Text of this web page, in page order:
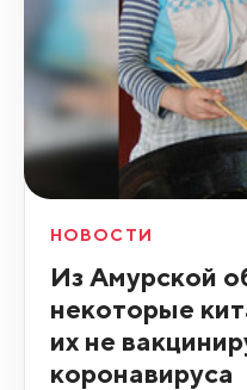
НОВОСТИ
Из Амурской
некоторые
их не
коронавируса